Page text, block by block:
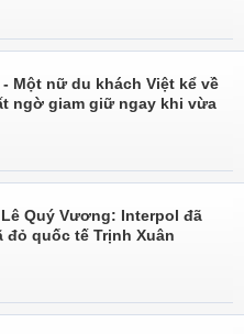
Một nữ du khách Việt kể về
ngờ giam giữ ngay khi vừa
Quý Vương: Interpol đã
quốc tế Trịnh Xuân